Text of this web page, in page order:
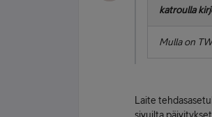
katroulla
Mulla on
Laite